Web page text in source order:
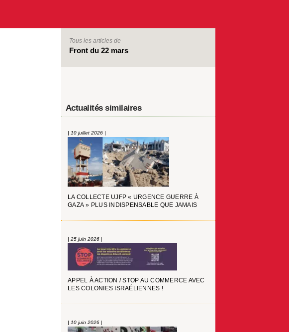
Tous les articles de
Front du 22 mars
Actualités similaires
| 10 juillet 2026 |
LA COLLECTE UJFP « URGENCE GUERRE À
GAZA » PLUS INDISPENSABLE QUE JAMAIS
| 25 juin 2026 |
APPEL À ACTION / STOP AU COMMERCE AVEC
LES COLONIES ISRAÉLIENNES !
| 10 juin 2026 |